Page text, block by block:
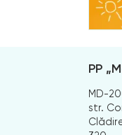
PP
MD-
str.